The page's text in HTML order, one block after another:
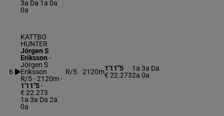
3a Da 1a 0a
0a
6
KATTBO
HUNTER
Jörgen S
Eriksson -
Jörgen S
Eriksson
R/5 - 2120m-
1'11"5-
€ 22.273
1a 3a Da 2a
0a
R/5 2120m1'11"5
€ 22.273
1a 3a Da
2a 0a